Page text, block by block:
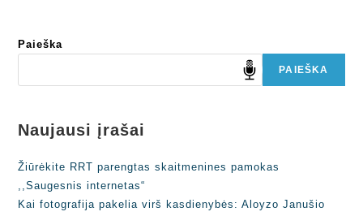
Paieška
PAIEŠKA
Naujausi įrašai
Žiūrėkite RRT parengtas skaitmenines pamokas
,,Saugesnis internetas“
Kai fotografija pakelia virš kasdienybės: Aloyzo Janušio